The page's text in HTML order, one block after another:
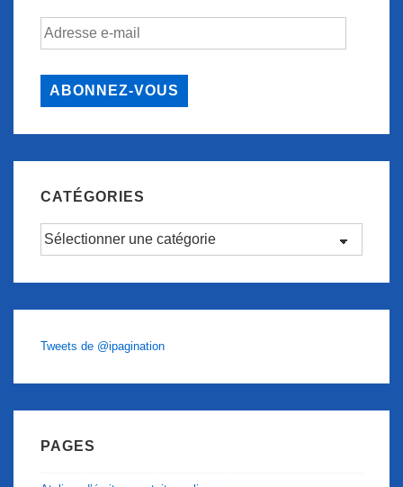
Adresse
e-
ABONNEZ-VOUS
CATÉGORIES
Catégories
Tweets de @ipagination
PAGES